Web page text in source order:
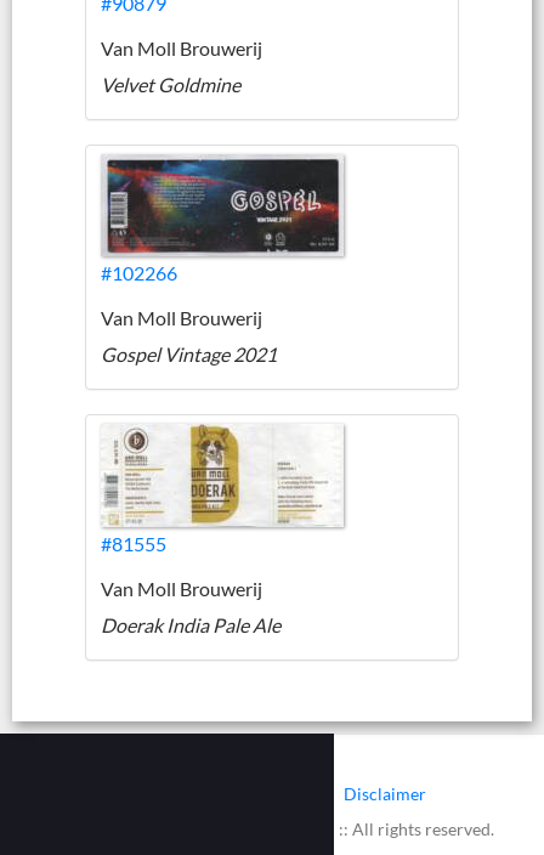
Van Moll Brouwerij
Velvet Goldmine
#102266
Van Moll Brouwerij
Gospel Vintage 2021
#81555
Van Moll Brouwerij
Doerak India Pale Ale
Disclaimer
© 2002 - 2026 :: www.bieretiketten.nl :: All rights reserved.